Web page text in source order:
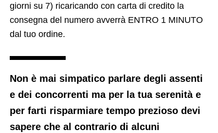
giorni su 7) ricaricando con carta di credito la
consegna del numero avverrà ENTRO 1 MINUTO
dal tuo ordine.
Non è mai simpatico parlare degli assenti
e dei concorrenti ma per la tua serenità e
per farti risparmiare tempo prezioso devi
sapere che al contrario di alcuni